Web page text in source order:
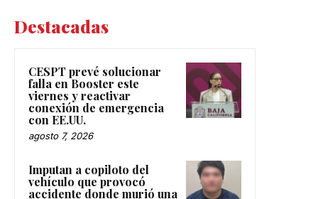
Destacadas
CESPT prevé solucionar
falla en Booster este
viernes y reactivar
conexión de emergencia
con EE.UU.
agosto 7, 2026
Imputan a copiloto del
vehículo que provocó
accidente donde murió una